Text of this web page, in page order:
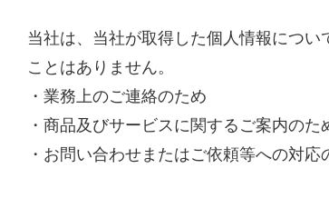
当社は、当社が取得した個人情報につ
ことはありません。
・業務上のご連絡のため
・商品及びサービスに関するご案内のた
・お問い合わせまたはご依頼等への対応